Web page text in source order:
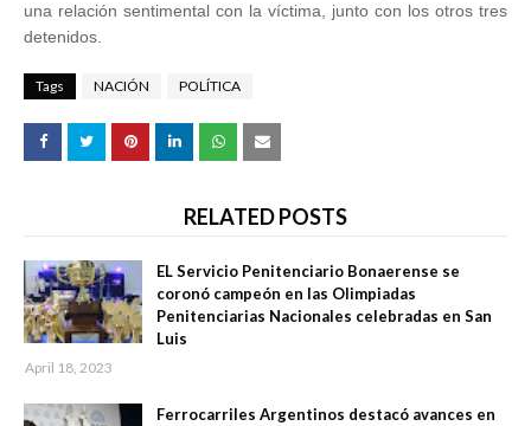
una relación sentimental con la víctima, junto con los otros tres
detenidos.
Tags NACIÓN POLÍTICA
RELATED POSTS
EL Servicio Penitenciario Bonaerense se
coronó campeón en las Olimpiadas
Penitenciarias Nacionales celebradas en San
Luis
April 18, 2023
Ferrocarriles Argentinos destacó avances en